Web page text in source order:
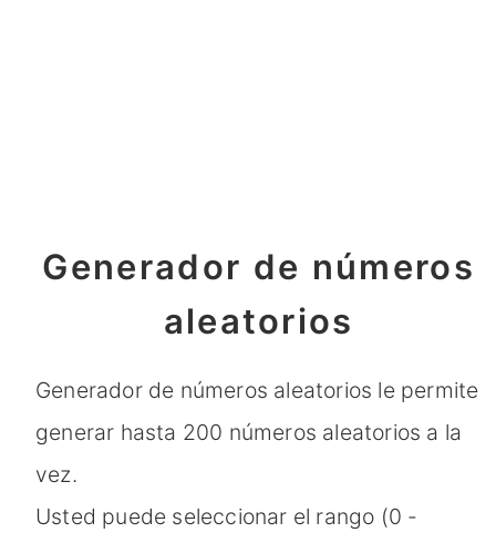
Generador de números
aleatorios
Generador de números aleatorios le permite
generar hasta 200 números aleatorios a la
vez.
Usted puede seleccionar el rango (0 -